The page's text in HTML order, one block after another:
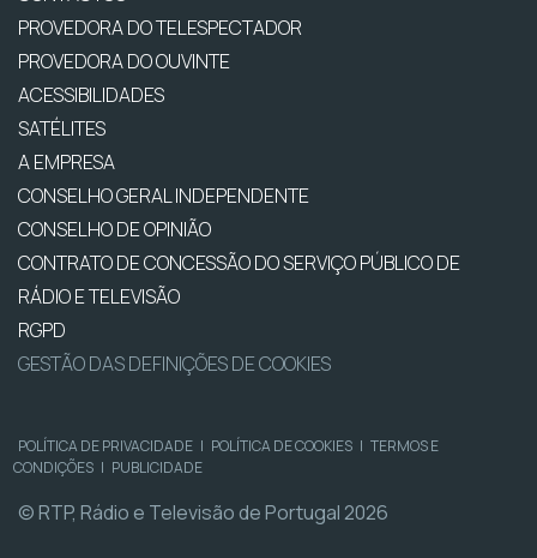
PROVEDORA DO TELESPECTADOR
PROVEDORA DO OUVINTE
ACESSIBILIDADES
SATÉLITES
A EMPRESA
CONSELHO GERAL INDEPENDENTE
CONSELHO DE OPINIÃO
CONTRATO DE CONCESSÃO DO SERVIÇO PÚBLICO DE
RÁDIO E TELEVISÃO
RGPD
GESTÃO DAS DEFINIÇÕES DE COOKIES
POLÍTICA DE PRIVACIDADE | POLÍTICA DE COOKIES | TERMOS E
CONDIÇÕES | PUBLICIDADE
© RTP, Rádio e Televisão de Portugal 2026